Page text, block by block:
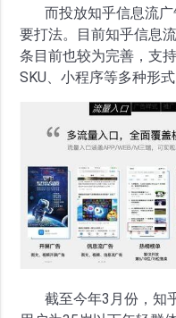
而投放知乎信息流广
要打法。目前知乎信息
条目前也较为完善，支
SKU、小程序等多种形式
截至今年3月份，知